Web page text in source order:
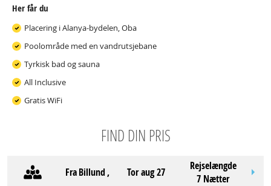
Her får du
Placering i Alanya-bydelen, Oba
Poolområde med en vandrutsjebane
Tyrkisk bad og sauna
All Inclusive
Gratis WiFi
FIND DIN PRIS
FraBillund, tor aug 27
Rejselængde
7 Nætter